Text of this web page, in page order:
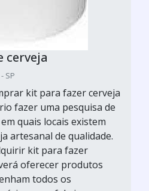
cerveja
SP
kit para fazer cerveja
fazer uma pesquisa de
quais locais existem
artesanal de qualidade.
kit para fazer
oferecer produtos
todos os